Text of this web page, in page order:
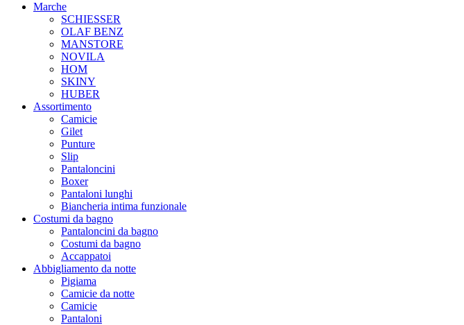
Marche
SCHIESSER
OLAF BENZ
MANSTORE
NOVILA
HOM
SKINY
HUBER
Assortimento
Camicie
Gilet
Punture
Slip
Pantaloncini
Boxer
Pantaloni lunghi
Biancheria intima funzionale
Costumi da bagno
Pantaloncini da bagno
Costumi da bagno
Accappatoi
Abbigliamento da notte
Pigiama
Camicie da notte
Camicie
Pantaloni